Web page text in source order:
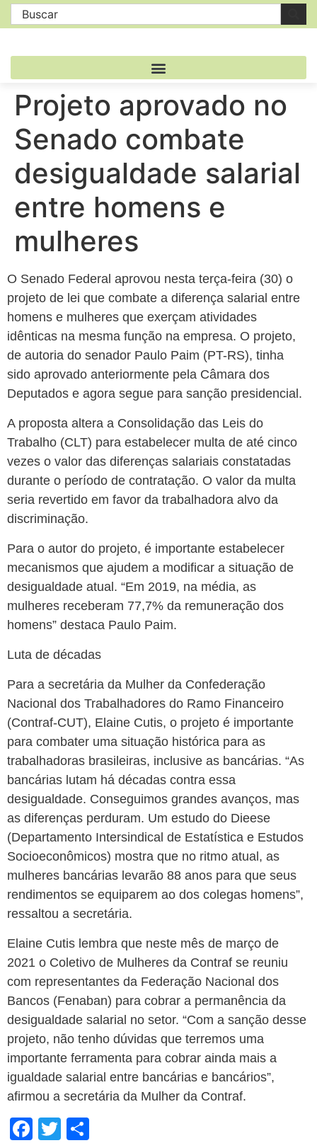
Projeto aprovado no
Senado combate
desigualdade salarial
entre homens e
mulheres
O Senado Federal aprovou nesta terça-feira (30) o
projeto de lei que combate a diferença salarial entre
homens e mulheres que exerçam atividades
idênticas na mesma função na empresa. O projeto,
de autoria do senador Paulo Paim (PT-RS), tinha
sido aprovado anteriormente pela Câmara dos
Deputados e agora segue para sanção presidencial.
A proposta altera a Consolidação das Leis do
Trabalho (CLT) para estabelecer multa de até cinco
vezes o valor das diferenças salariais constatadas
durante o período de contratação. O valor da multa
seria revertido em favor da trabalhadora alvo da
discriminação.
Para o autor do projeto, é importante estabelecer
mecanismos que ajudem a modificar a situação de
desigualdade atual. “Em 2019, na média, as
mulheres receberam 77,7% da remuneração dos
homens” destaca Paulo Paim.
Luta de décadas
Para a secretária da Mulher da Confederação
Nacional dos Trabalhadores do Ramo Financeiro
(Contraf-CUT), Elaine Cutis, o projeto é importante
para combater uma situação histórica para as
trabalhadoras brasileiras, inclusive as bancárias. “As
bancárias lutam há décadas contra essa
desigualdade. Conseguimos grandes avanços, mas
as diferenças perduram. Um estudo do Dieese
(Departamento Intersindical de Estatística e Estudos
Socioeconômicos) mostra que no ritmo atual, as
mulheres bancárias levarão 88 anos para que seus
rendimentos se equiparem ao dos colegas homens”,
ressaltou a secretária.
Elaine Cutis lembra que neste mês de março de
2021 o Coletivo de Mulheres da Contraf se reuniu
com representantes da Federação Nacional dos
Bancos (Fenaban) para cobrar a permanência da
desigualdade salarial no setor. “Com a sanção desse
projeto, não tenho dúvidas que terremos uma
importante ferramenta para cobrar ainda mais a
igualdade salarial entre bancárias e bancários”,
afirmou a secretária da Mulher da Contraf.
Facebook
Twitter